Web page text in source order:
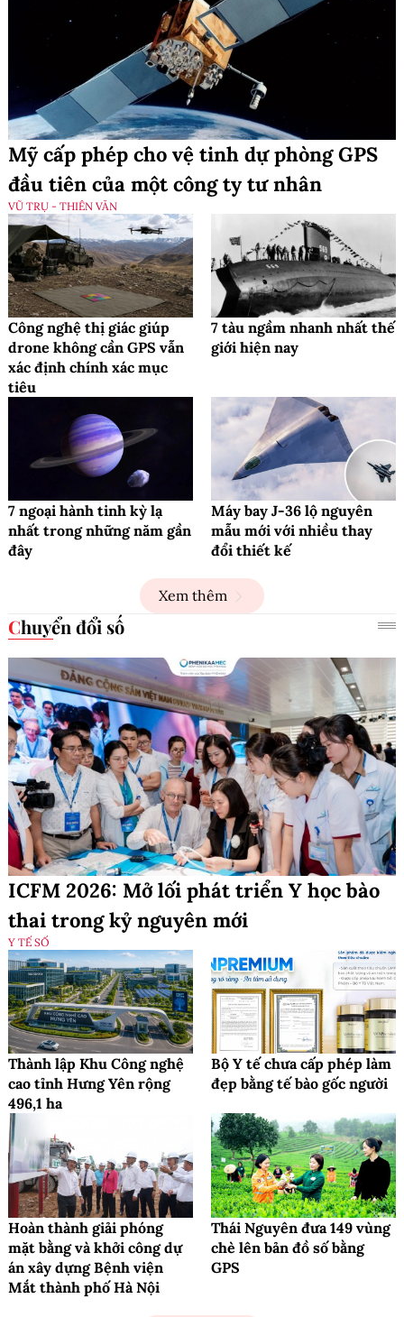
Mỹ cấp phép cho vệ tinh dự phòng GPS
đầu tiên của một công ty tư nhân
VŨ TRỤ - THIÊN VĂN
Công nghệ thị giác giúp
drone không cần GPS vẫn
xác định chính xác mục
tiêu
7 tàu ngầm nhanh nhất thế
giới hiện nay
7 ngoại hành tinh kỳ lạ
nhất trong những năm gần
đây
Máy bay J-36 lộ nguyên
mẫu mới với nhiều thay
đổi thiết kế
Xem thêm
Chuyển đổi số
ICFM 2026: Mở lối phát triển Y học bào
thai trong kỷ nguyên mới
Y TẾ SỐ
Thành lập Khu Công nghệ
cao tỉnh Hưng Yên rộng
496,1 ha
Bộ Y tế chưa cấp phép làm
đẹp bằng tế bào gốc người
Hoàn thành giải phóng
mặt bằng và khởi công dự
án xây dựng Bệnh viện
Mắt thành phố Hà Nội
Thái Nguyên đưa 149 vùng
chè lên bản đồ số bằng
GPS